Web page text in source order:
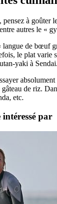
pensez à
autres le «
de bœuf
le plat varie
yaki à
de riz.
etc.
par